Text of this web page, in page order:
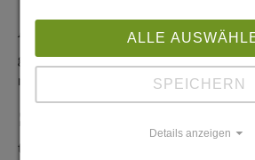
Anzeigen-Service
graen@mediaworldgmbh.deoder
meyer@mediaworldgmbh.de
tipps@stadtglanz.de
ALLE
SPEICHERN
Details anzeigen